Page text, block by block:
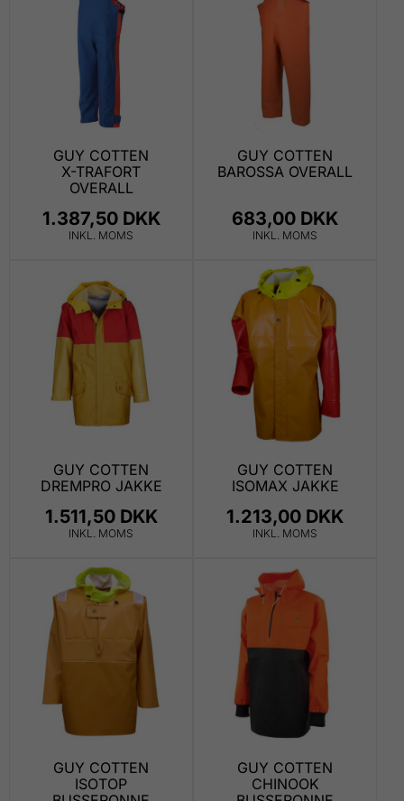
GUY COTTEN
X-TRAFORT
OVERALL
1.387,50 DKK
INKL. MOMS
GUY COTTEN
BAROSSA OVERALL
683,00 DKK
INKL. MOMS
GUY COTTEN
DREMPRO JAKKE
1.511,50 DKK
INKL. MOMS
GUY COTTEN
ISOMAX JAKKE
1.213,00 DKK
INKL. MOMS
GUY COTTEN
ISOTOP
GUY COTTEN
CHINOOK